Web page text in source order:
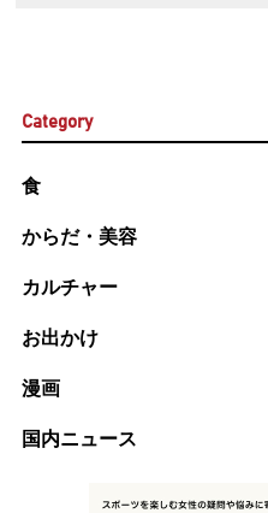
Category
食
からだ・美容
カルチャー
お出かけ
漫画
国内ニュース